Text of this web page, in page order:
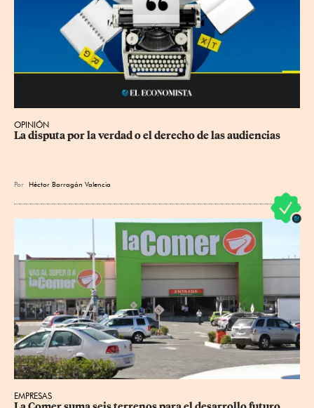
OPINIÓN
La disputa por la verdad o el derecho de las audiencias
Por Héctor Barragán Valencia
EMPRESAS